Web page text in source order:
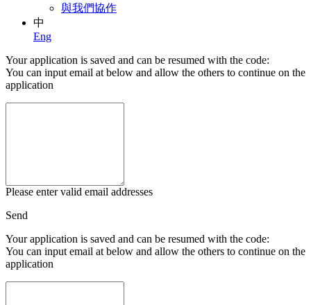
與我們協作
中
Eng
Your application is saved and can be resumed with the code:
You can input email at below and allow the others to continue on the
application
Please enter valid email addresses
Send
Your application is saved and can be resumed with the code:
You can input email at below and allow the others to continue on the
application